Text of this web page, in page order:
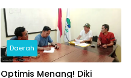
SAS
Daerah
Optimis Menang! Diki